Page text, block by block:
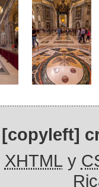
[copyleft]
XHTMLy